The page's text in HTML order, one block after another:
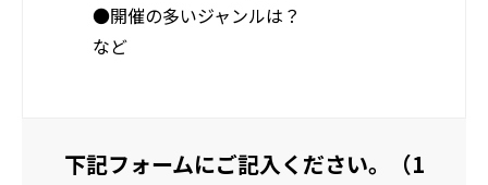
●開催の多いジャンルは？
など
下記フォームにご記入ください。（1